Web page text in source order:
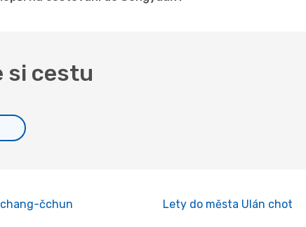
si cestu
čchun Lety do města Ulán chot